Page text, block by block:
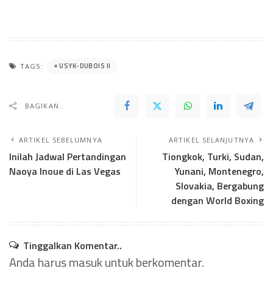
TAGS: USYK-DUBOIS II
BAGIKAN..
ARTIKEL SEBELUMNYA
Inilah Jadwal Pertandingan
Naoya Inoue di Las Vegas
ARTIKEL SELANJUTNYA
Tiongkok, Turki, Sudan,
Yunani, Montenegro,
Slovakia, Bergabung
dengan World Boxing
Tinggalkan Komentar..
Anda harusmasukuntuk berkomentar.